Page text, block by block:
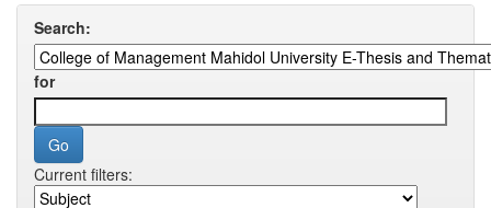
Search:
for
Current filters: